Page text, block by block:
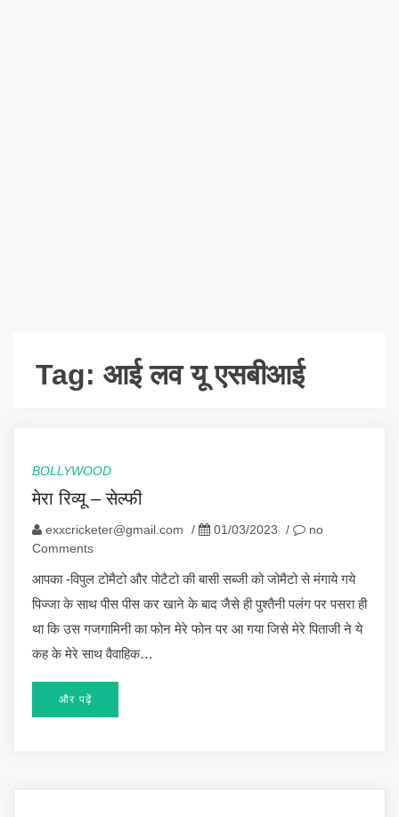
Tag: आई लव यू एसबीआई
BOLLYWOOD
मेरा रिव्यू – सेल्फी
exxcricketer@gmail.com / 01/03/2023 /
no
Comments
आपका -विपुल टोमैटो और पोटैटो की बासी सब्जी को जोमैटो से मंगाये गये
पिज्जा के साथ पीस पीस कर खाने के बाद जैसे ही पुश्तैनी पलंग पर पसरा ही
था कि उस गजगामिनी का फोन मेरे फोन पर आ गया जिसे मेरे पिताजी ने ये
कह के मेरे साथ वैवाहिक…
और पढ़ें